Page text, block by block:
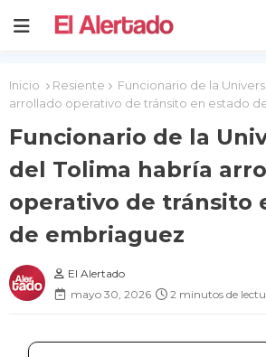
Inicio Resiente
Funcionario de la
arrollado operativo de tránsito en estado
Funcionario de la
del Tolima habría
operativo de tránsito
de embriaguez
El Alertado
mayo 30, 2026
2 minutos de